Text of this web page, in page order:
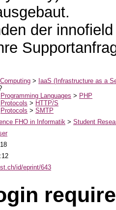
der
> IaaS (Infrastructure as a
Programming Languages > PHP
Protocols > HTTP/S
Protocols > SMTP
FHO in Informatik > Student
id/eprint/643